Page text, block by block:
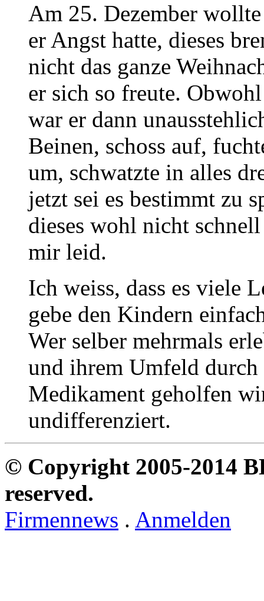
Am 25. Dezember
er Angst hatte, dieses
nicht das ganze
er sich so freute.
war er dann
Beinen, schoss auf,
um, schwatzte in alles
jetzt sei es bestimmt zu
dieses wohl nicht
mir leid.
Ich weiss, dass es viele
gebe den Kindern
Wer selber mehrmals
und ihrem Umfeld
Medikament geholfen
undifferenziert.
© Copyright 2005-2014
reserved.
Firmennews . Anmelden